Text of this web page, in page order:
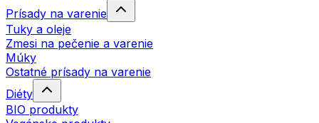
Prísady na varenie
Tuky a oleje
Zmesi na pečenie a varenie
Múky
Ostatné prísady na varenie
Diéty
BIO produkty